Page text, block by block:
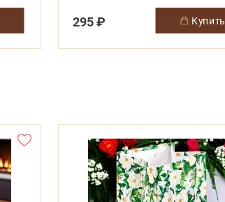
295 ₽
купить